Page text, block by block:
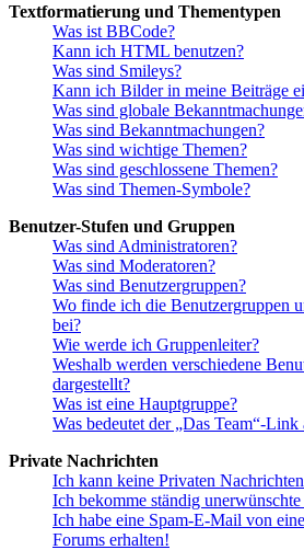
Textformatierung und Thementypen
Was ist BBCode?
Kann ich HTML benutzen?
Was sind Smileys?
Kann ich Bilder in meine Beiträge
Was sind globale
Was sind Bekanntmachungen?
Was sind wichtige Themen?
Was sind geschlossene Themen?
Was sind Themen-Symbole?
Benutzer-Stufen und Gruppen
Was sind Administratoren?
Was sind Moderatoren?
Was sind Benutzergruppen?
Wo finde ich die Benutzergruppen
bei?
Wie werde ich Gruppenleiter?
Weshalb werden verschiedene
dargestellt?
Was ist eine Hauptgruppe?
Was bedeutet der „Das Team“-Link
Private Nachrichten
Ich kann keine Privaten
Ich bekomme ständig
Ich habe eine Spam-E-Mail von
Forums erhalten!